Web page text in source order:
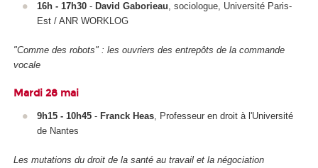
16h - 17h30- David Gaborieau, sociologue, Université Paris-
Est / ANR WORKLOG
"Comme des robots" : les ouvriers des entrepôts de la commande
vocale
Mardi 28 mai
9h15 - 10h45- Franck Heas, Professeur en droit à l'Université
de Nantes
Les mutations du droit de la santé au travail et la négociation